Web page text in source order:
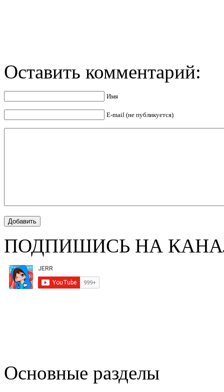
Оставить комментарий:
Имя
E-mail (не публикуется)
ПОДПИШИСЬ НА
Основные разделы